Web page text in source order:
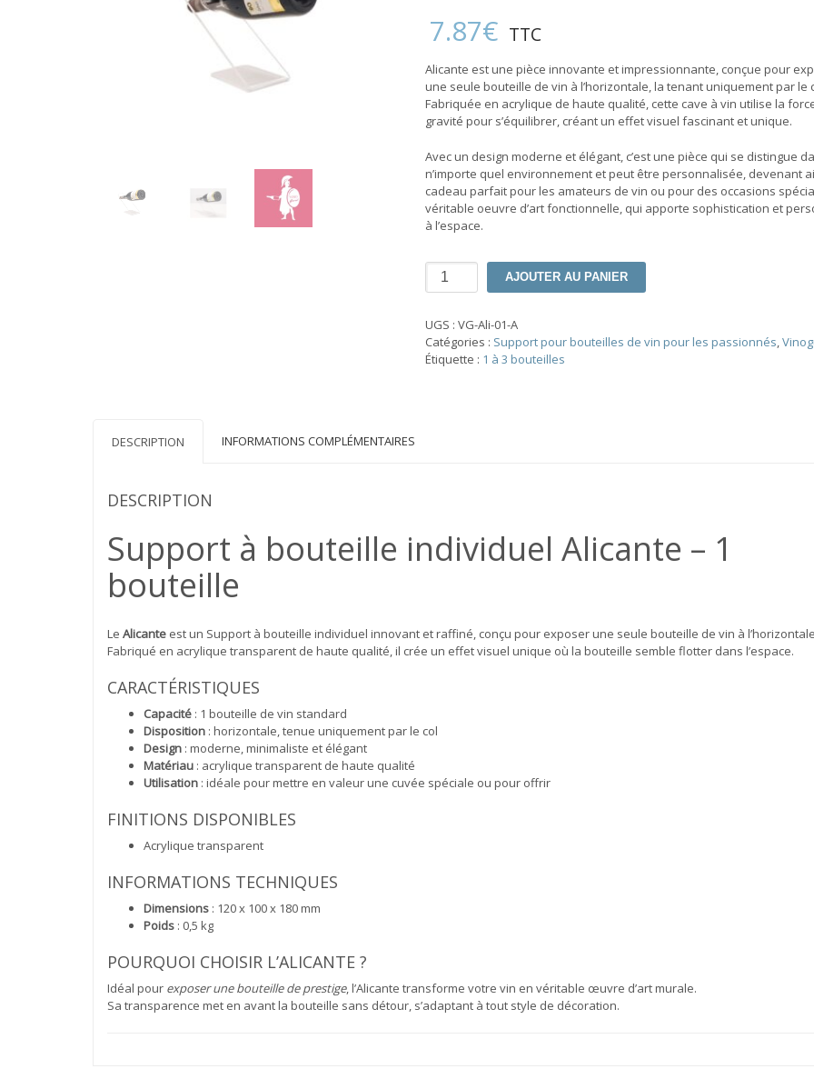
7.87€ TTC
Alicante est une pièce innovante et impressionnante, conçue pour
une seule bouteille de vin à l’horizontale, la tenant uniquement par le
Fabriquée en acrylique de haute qualité, cette cave à vin utilise la
gravité pour s’équilibrer, créant un effet visuel fascinant et unique.
Avec un design moderne et élégant, c’est une pièce qui se distingue
n’importe quel environnement et peut être personnalisée, devenant
cadeau parfait pour les amateurs de vin ou pour des occasions
véritable oeuvre d’art fonctionnelle, qui apporte sophistication et
à l’espace.
quantité
à
bouteille
individuel
AJOUTER AU PANIER
UGS : VG-Ali-01-A
Catégories : Support pour bouteilles de vin pour les passionnés,
Étiquette : 1 à 3 bouteilles
DESCRIPTION INFORMATIONS COMPLÉMENTAIRES
DESCRIPTION
Support à bouteille individuel Alicante – 1
bouteille
Le Alicante est un Support à bouteille individuel innovant et raffiné, conçu pour exposer une seule bouteille de vin à
Fabriqué en acrylique transparent de haute qualité, il crée un effet visuel unique où la bouteille semble flotter dans l’espace.
CARACTÉRISTIQUES
Capacité : 1 bouteille de vin standard
Disposition : horizontale, tenue uniquement par le col
Design : moderne, minimaliste et élégant
Matériau : acrylique transparent de haute qualité
Utilisation : idéale pour mettre en valeur une cuvée spéciale ou pour offrir
FINITIONS DISPONIBLES
Acrylique transparent
INFORMATIONS TECHNIQUES
Dimensions : 120 x 100 x 180 mm
Poids : 0,5 kg
POURQUOI CHOISIR L’ALICANTE ?
Idéal pour exposer une bouteille de prestige, l’Alicante transforme votre vin en véritable œuvre d’art murale.
Sa transparence met en avant la bouteille sans détour, s’adaptant à tout style de décoration.